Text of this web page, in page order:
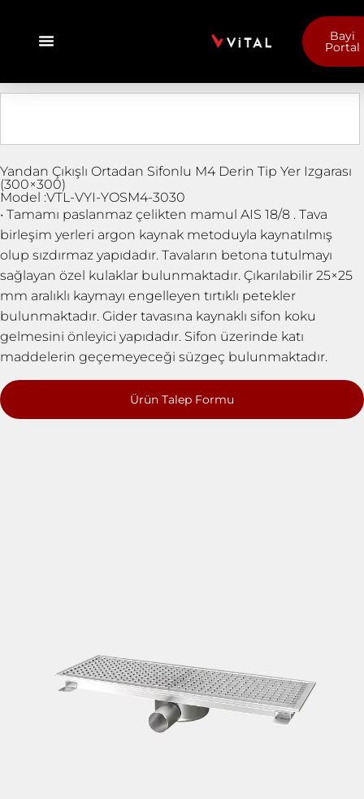
Bayi
Portal
Yandan Çıkışlı Ortadan Sifonlu M4 Derin Tip Yer Izgarası
(300×300)
Model :VTL-VYI-YOSM4-3030
• Tamamı paslanmaz çelikten mamul AIS 18/8 . Tava
birleşim yerleri argon kaynak metoduyla kaynatılmış
olup sızdırmaz yapıdadır. Tavaların betona tutulmayı
sağlayan özel kulaklar bulunmaktadır. Çıkarılabilir 25×25
mm aralıklı kaymayı engelleyen tırtıklı petekler
bulunmaktadır. Gider tavasına kaynaklı sifon koku
gelmesini önleyici yapıdadır. Sifon üzerinde katı
maddelerin geçemeyeceği süzgeç bulunmaktadır.
Ürün Talep Formu